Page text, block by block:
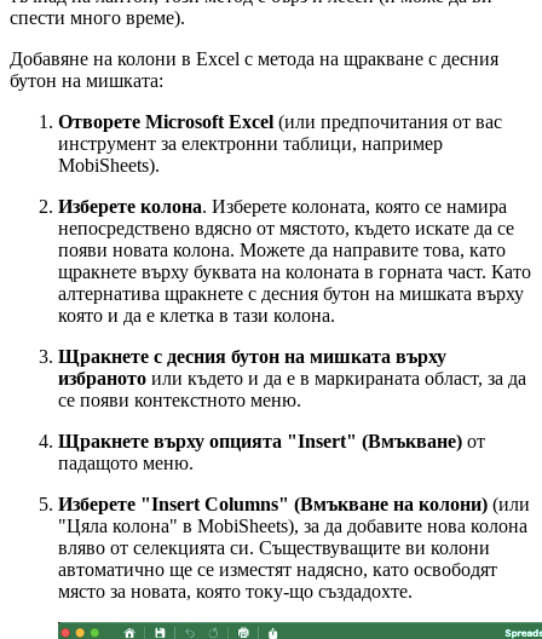
спести много време).
Добавяне на колони в Excel с метода на щракване с десния
бутон на мишката:
Отворете Microsoft Excel (или предпочитания от вас
инструмент за електронни таблици, например
MobiSheets).
Изберете колона. Изберете колоната, която се намира
непосредствено вдясно от мястото, където искате да се
появи новата колона. Можете да направите това, като
щракнете върху буквата на колоната в горната част. Като
алтернатива щракнете с десния бутон на мишката върху
която и да е клетка в тази колона.
Щракнете с десния бутон на мишката върху
избраното или където и да е в маркираната област, за да
се появи контекстното меню.
Щракнете върху опцията "Insert" (Вмъкване) от
падащото меню.
Изберете "Insert Columns" (Вмъкване на колони) (или
"Цяла колона" в MobiSheets), за да добавите нова колона
вляво от селекцията си. Съществуващите ви колони
автоматично ще се изместят надясно, като освободят
място за новата, която току-що създадохте.